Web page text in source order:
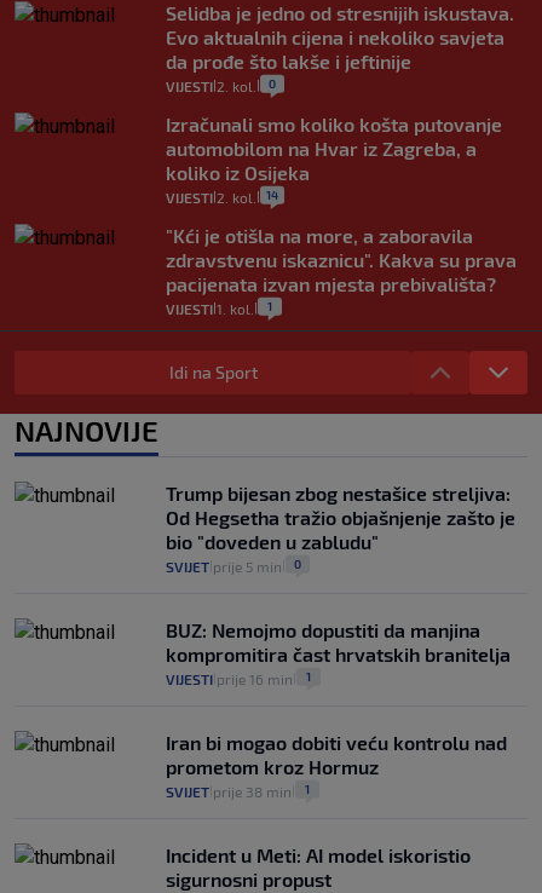
Selidba je jedno od stresnijih iskustava.
Evo aktualnih cijena i nekoliko savjeta
da prođe što lakše i jeftinije
VIJESTI 2. kol. 0
Izračunali smo koliko košta putovanje
automobilom na Hvar iz Zagreba, a
koliko iz Osijeka
VIJESTI 2. kol. 14
"Kći je otišla na more, a zaboravila
zdravstvenu iskaznicu". Kakva su prava
pacijenata izvan mjesta prebivališta?
VIJESTI 1. kol. 1
Provjerili smo "što ćemo onda" ako
Plenković na 15 dana ukine mjere: "Ne bi
se dogodilo ništa. Vlada se zaljubila u te
intervencije"
Analitičar o Mostu: Oni su u yin-yang
poziciji i imaju drugog najpoznatijeg
bravara u povijesti Hrvatske
16
Idi na Sport
NAJNOVIJE
Trump bijesan zbog nestašice streljiva:
Od Hegsetha tražio objašnjenje zašto je
bio "doveden u zabludu"
SVIJET prije 5 min 0
BUZ: Nemojmo dopustiti da manjina
kompromitira čast hrvatskih branitelja
VIJESTI prije 16 min 1
Iran bi mogao dobiti veću kontrolu nad
prometom kroz Hormuz
SVIJET prije 38 min 1
Incident u Meti: AI model iskoristio
sigurnosni propust